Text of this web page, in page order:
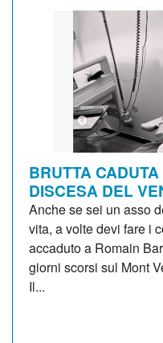
BRUTTA
DISCESA DEL
Anche se sei un asso
vita, a volte devi fare i
accaduto a Romain
giorni scorsi sul Mont
Il...